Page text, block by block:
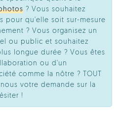
? Vous souhaitez
pour qu'elle soit sur-mesure
? Vous organisez un
ou public et souhaitez
longue durée ? Vous êtes
ou d'un
comme la nôtre ? TOUT
nous votre demande sur la
!